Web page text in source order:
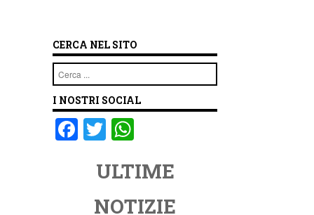
CERCA NEL SITO
Cerca
I NOSTRI SOCIAL
F T
tt
er
at
s
ULTIME
NOTIZIE